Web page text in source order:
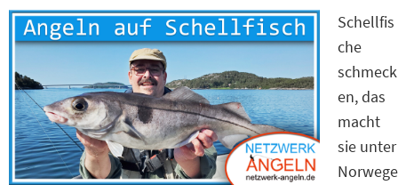
Schellfis
che
schmeck
en, das
macht
sie unter
Norwege